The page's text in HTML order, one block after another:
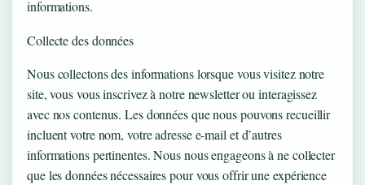
informations.
Collecte des données
Nous collectons des informations lorsque vous visitez notre
site, vous vous inscrivez à notre newsletter ou interagissez
avec nos contenus. Les données que nous pouvons recueillir
incluent votre nom, votre adresse e-mail et d’autres
informations pertinentes. Nous nous engageons à ne collecter
que les données nécessaires pour vous offrir une expérience